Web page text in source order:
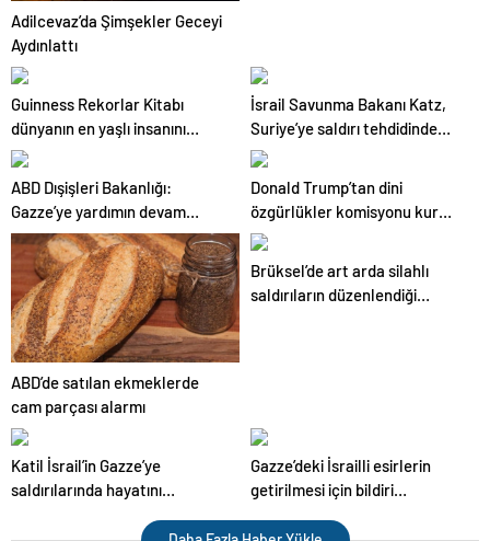
Adilcevaz’da Şimşekler Geceyi
Aydınlattı
Guinness Rekorlar Kitabı
dünyanın en yaşlı insanını
açıkladı
İsrail Savunma Bakanı Katz,
Suriye’ye saldırı tehdidinde
bulundu
ABD Dışişleri Bakanlığı:
Gazze’ye yardımın devam
etmesini istiyoruz
Donald Trump’tan dini
özgürlükler komisyonu kurma
kararı
ABD’de satılan ekmeklerde
cam parçası alarmı
Brüksel’de art arda silahlı
saldırıların düzenlendiği
Katil İsrail’in Gazze’ye
saldırılarında hayatını
Gazze’deki İsrailli esirlerin
getirilmesi için bildiri